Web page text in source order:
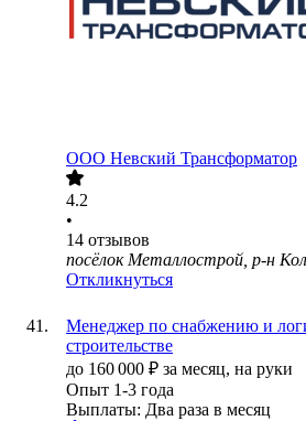
ООО Невский Трансформатор
4.2
•
14 отзывов
посёлок Металлострой, р-н
Откликнуться
Менеджер по снабжению и
строительстве
до 160 000 ₽ за месяц, на руки
Опыт 1-3 года
Выплаты: Два раза в месяц